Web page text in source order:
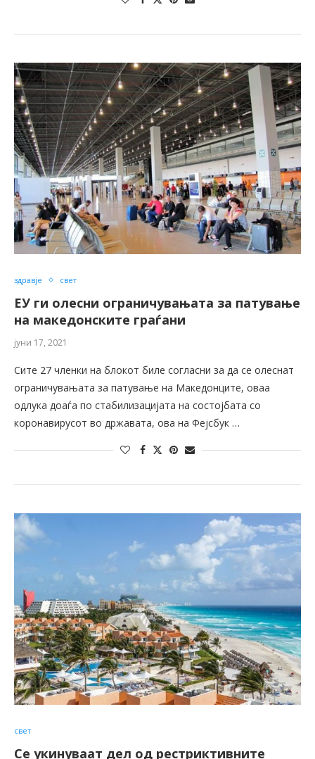
здравје свет
ЕУ ги олесни ограничувањата за патување
на македонските граѓани
јуни 17, 2021
Сите 27 членки на блокот биле согласни за да се олеснат
ограничувањата за патување на Македонците, оваа
одлука доаѓа по стабилизацијата на состојбата со
коронавирусот во државата, ова на Фејсбук …
свет
Се укинуваат дел од рестриктивните